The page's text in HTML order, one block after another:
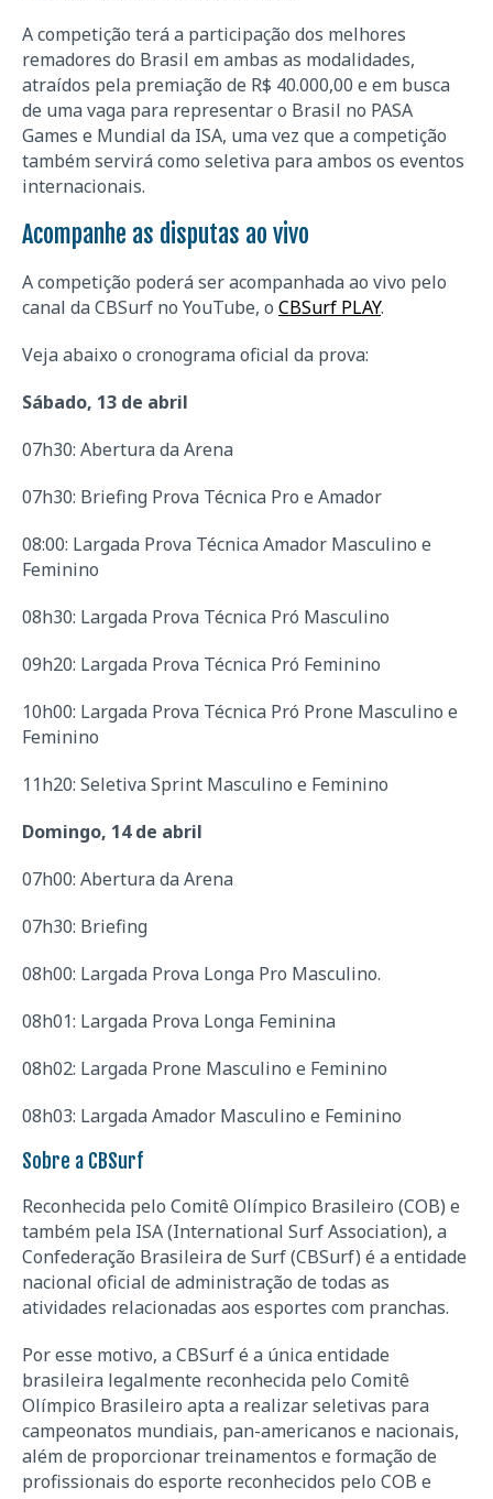
A competição terá a participação dos melhores
remadores do Brasil em ambas as modalidades,
atraídos pela premiação de R$ 40.000,00 e em busca
de uma vaga para representar o Brasil no PASA
Games e Mundial da ISA, uma vez que a competição
também servirá como seletiva para ambos os eventos
internacionais.
Acompanhe as disputas ao vivo
A competição poderá ser acompanhada ao vivo pelo
canal da CBSurf no YouTube, o CBSurf PLAY.
Veja abaixo o cronograma oficial da prova:
Sábado, 13 de abril
07h30: Abertura da Arena
07h30: Briefing Prova Técnica Pro e Amador
08:00: Largada Prova Técnica Amador Masculino e
Feminino
08h30: Largada Prova Técnica Pró Masculino
09h20: Largada Prova Técnica Pró Feminino
10h00: Largada Prova Técnica Pró Prone Masculino e
Feminino
11h20: Seletiva Sprint Masculino e Feminino
Domingo, 14 de abril
07h00: Abertura da Arena
07h30: Briefing
08h00: Largada Prova Longa Pro Masculino.
08h01: Largada Prova Longa Feminina
08h02: Largada Prone Masculino e Feminino
08h03: Largada Amador Masculino e Feminino
Sobre a CBSurf
Reconhecida pelo Comitê Olímpico Brasileiro (COB) e
também pela ISA (International Surf Association), a
Confederação Brasileira de Surf (CBSurf) é a entidade
nacional oficial de administração de todas as
atividades relacionadas aos esportes com pranchas.
Por esse motivo, a CBSurf é a única entidade
brasileira legalmente reconhecida pelo Comitê
Olímpico Brasileiro apta a realizar seletivas para
campeonatos mundiais, pan-americanos e nacionais,
além de proporcionar treinamentos e formação de
profissionais do esporte reconhecidos pelo COB e